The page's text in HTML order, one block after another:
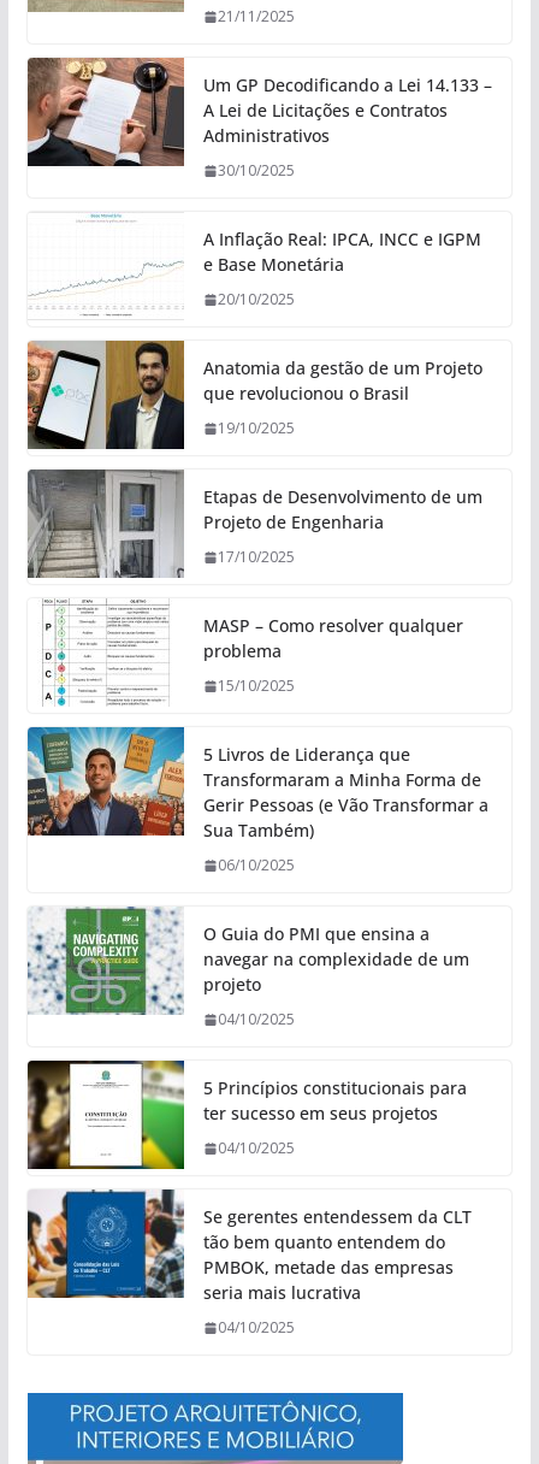
21/11/2025
Um GP Decodificando a Lei 14.133 –
A Lei de Licitações e Contratos
Administrativos
30/10/2025
A Inflação Real: IPCA, INCC e IGPM
e Base Monetária
20/10/2025
Anatomia da gestão de um Projeto
que revolucionou o Brasil
19/10/2025
Etapas de Desenvolvimento de um
Projeto de Engenharia
17/10/2025
MASP – Como resolver qualquer
problema
15/10/2025
5 Livros de Liderança que
Transformaram a Minha Forma de
Gerir Pessoas (e Vão Transformar a
Sua Também)
06/10/2025
O Guia do PMI que ensina a
navegar na complexidade de um
projeto
04/10/2025
5 Princípios constitucionais para
ter sucesso em seus projetos
04/10/2025
Se gerentes entendessem da CLT
tão bem quanto entendem do
PMBOK, metade das empresas
seria mais lucrativa
04/10/2025